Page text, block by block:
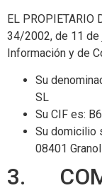
EL PROPIETARIO
34/2002, de 11 de
Información y de
Su
SL
Su CIF es:
Su domicilio
08401
3.